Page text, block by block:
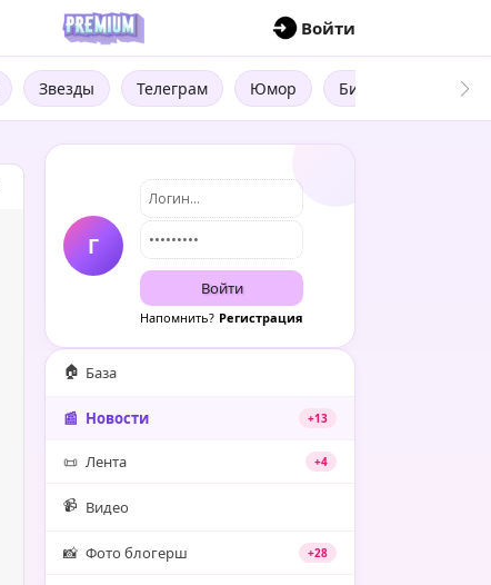
Войти
Звезды Телеграм Юмор Бизнес
Г
Войти
Напомнить? Регистрация
🏠 База
📰 Новости +13
📜 Лента +4
📹 Видео
📸 Фото блогерш +28